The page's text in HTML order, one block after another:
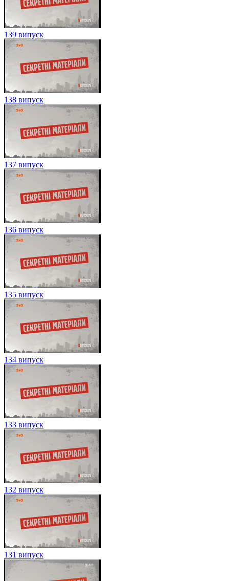
139 випуск
138 випуск
137 випуск
136 випуск
135 випуск
134 випуск
133 випуск
132 випуск
131 випуск